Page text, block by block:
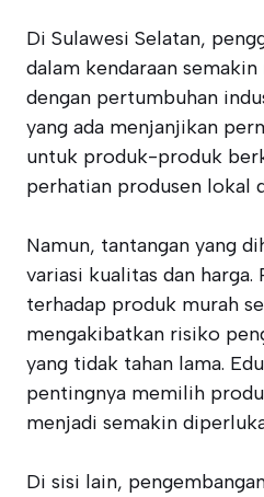
Di Sulawesi Selatan,
dalam kendaraan
dengan pertumbuhan
yang ada menjanjikan
untuk produk-produk
perhatian produsen lokal
Namun, tantangan yang
variasi kualitas dan harga.
terhadap produk murah
mengakibatkan risiko
yang tidak tahan lama.
pentingnya memilih
menjadi semakin
Di sisi lain,